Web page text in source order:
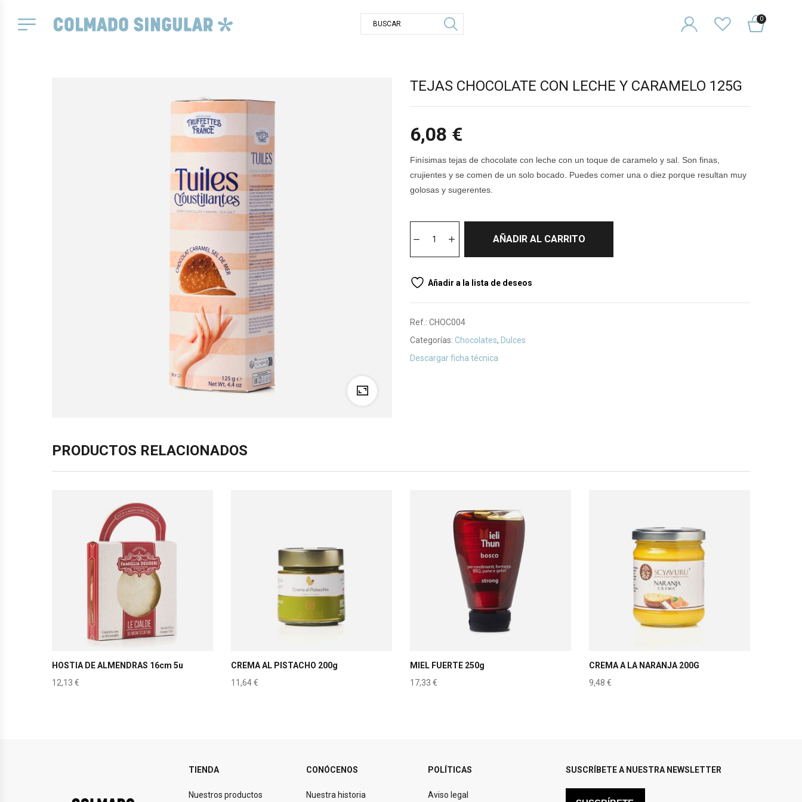
0
TEJAS CHOCOLATE CON LECHE Y CARAMELO 125G
6,08 €
Finísimas tejas de chocolate con leche con un toque de caramelo y sal. Son finas,
crujientes y se comen de un solo bocado. Puedes comer una o diez porque resultan muy
golosas y sugerentes.
AÑADIR AL CARRITO
Añadir a la lista de deseos
Ref.: CHOC004
Categorías: Chocolates, Dulces
Descargar ficha técnica
PRODUCTOS RELACIONADOS
HOSTIA DE ALMENDRAS 16cm 5u
12,13 €
CREMA AL PISTACHO 200g
11,64€
MIEL FUERTE 250g
17,33 €
CREMA A LA NARANJA 200G
9,48 €
TIENDA
Nuestros productos
CONÓCENOS
Nuestra historia
POLÍTICAS
Aviso legal
SUSCRÍBETE A NUESTRA NEWSLETTER